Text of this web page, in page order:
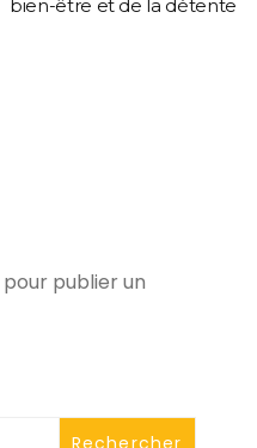
bien-être et de la détente
pour publier un